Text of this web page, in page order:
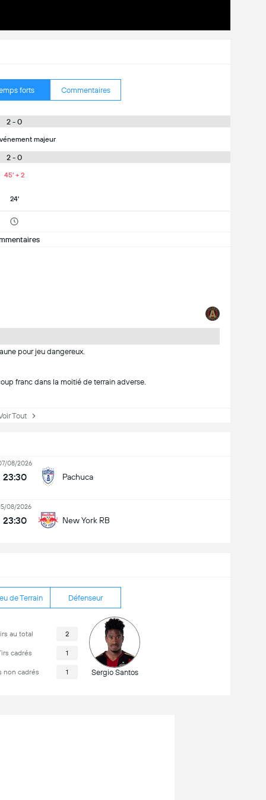
forts Commentaires
2 - 0
majeur
2 - 0
45' + 2
24'
pour jeu dangereux.
franc dans la moitié de terrain adverse.
Tout
08/2026
23:30 Pachuca
08/2026
23:30 New York RB
de Terrain Défenseur
au total 2
cadrés 1
non cadrés 1 Sergio Santos